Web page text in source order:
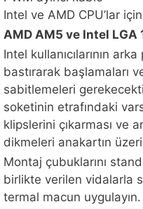
Intel ve AMD CPU’lar
AMD AM5 ve Intel
Intel kullanıcılarının
bastırarak başlamaları
sabitlemeleri
soketinin etrafındaki
klipslerini çıkarması ve
dikmeleri anakartın
Montaj çubuklarını
birlikte verilen vidalarla
termal macun uygulayın.